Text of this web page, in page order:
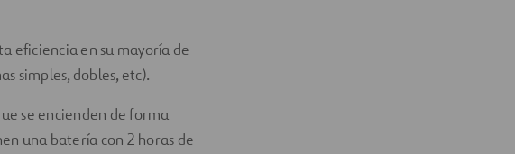
eficiencia en su mayoría de
simples, dobles, etc).
se encienden de forma
una batería con 2 horas de